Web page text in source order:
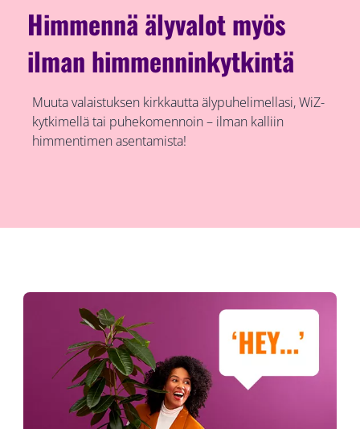
Himmennä älyvalot myös
ilman himmenninkytkintä
Muuta valaistuksen kirkkautta älypuhelimellasi, WiZ-
kytkimellä tai puhekomennoin – ilman kalliin
himmentimen asentamista!